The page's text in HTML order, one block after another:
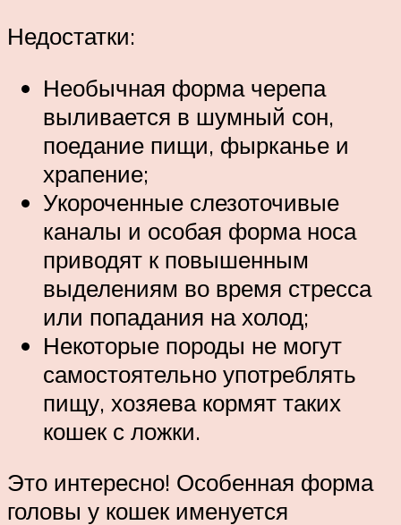
Недостатки:
Необычная форма черепа
выливается в шумный сон,
поедание пищи, фырканье и
храпение;
Укороченные слезоточивые
каналы и особая форма носа
приводят к повышенным
выделениям во время стресса
или попадания на холод;
Некоторые породы не могут
самостоятельно употреблять
пищу, хозяева кормят таких
кошек с ложки.
Это интересно! Особенная форма
головы у кошек именуется